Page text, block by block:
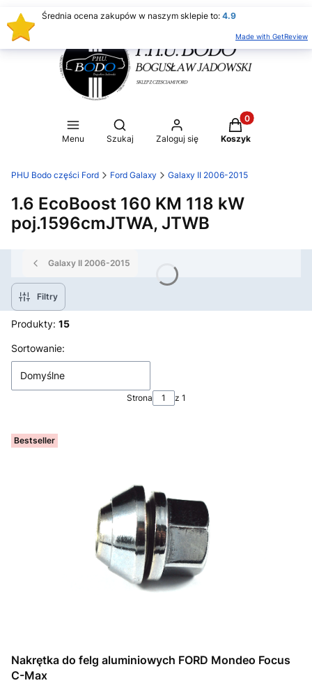
Menu
Otwórz wyszukiwarkę
Szukaj Zaloguj się
Produkty w
Koszyk
PHU Bodo części Ford Ford Galaxy Galaxy II 2006-2015
1.6 EcoBoost 160 KM 118 kW
poj.1596cmJTWA, JTWB
Galaxy II 2006-2015
Filtry
Produkty: 15
Lista produktów
Sortowanie:
Domyślne
Strona z 1
Bestseller
Nakrętka do felg aluminiowych FORD Mondeo Focus
C-Max
Średnia ocena zakupów w naszym sklepie to: 4.9
Made with GetReview